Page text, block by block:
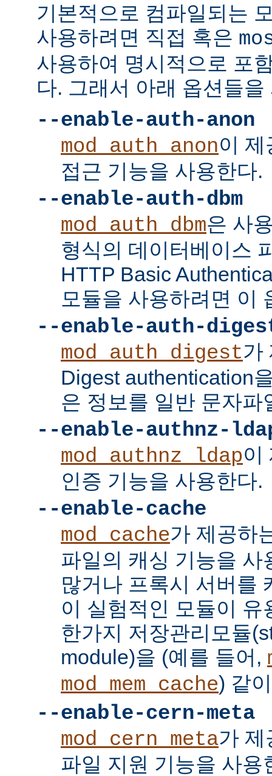
기본적으로 컴파일되는
사용하려면 직접 혹은
사용하여 명시적으로 포
다. 그래서 아래 옵션들을
--enable-auth-anon
mod_auth_anon이
접근 기능을 사용한다.
--enable-auth-dbm
mod_auth_dbm은 사
형식의 데이터베이스
HTTP Basic
모듈을 사용하려면 이
--enable-auth-
mod_auth_digest가
Digest authentication
은 정보를 일반 문자파
--enable-authnz-
mod_authnz_ldap이
인증 기능을 사용한다.
--enable-cache
mod_cache가 제공하
파일의 캐싱 기능을 사
많거나 프록시 서버를
이 실험적인 모듈이
한가지 저장관리모듈
module)을 (예를 들어,
mod_mem_cache) 같
--enable-cern-meta
mod_cern_meta가 제
파일 지원 기능을 사용